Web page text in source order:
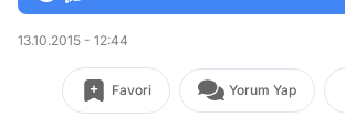
13.10.2015 - 12:44
Favori Yorum Yap